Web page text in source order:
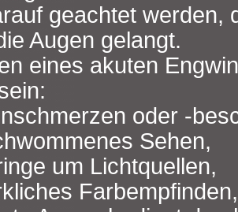
geachtet werden,
Augen gelangt.
eines akuten
oder
Sehen,
um Lichtquellen,
Farbempfinden,